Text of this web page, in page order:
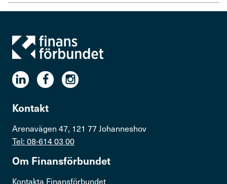
Kontakt
Arenavägen 47, 121 77 Johanneshov
Tel: 08-614 03 00
Om Finans­för­bundet
Kontakta Finansförbundet